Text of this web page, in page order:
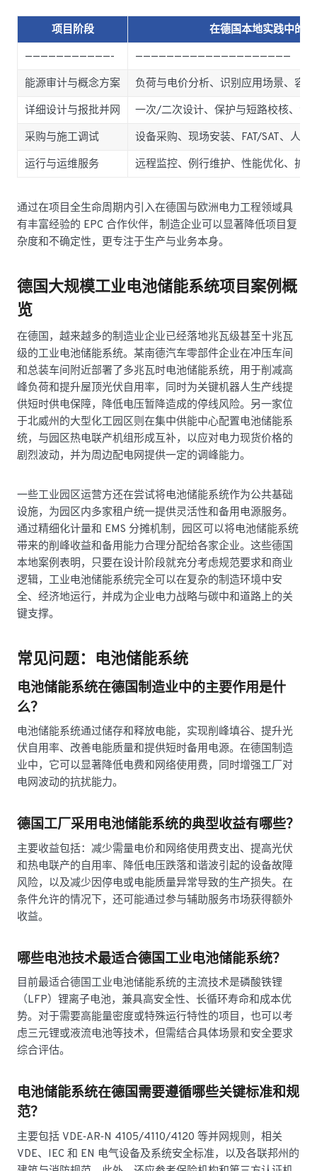
项目阶段
在德国本地实践中的
———————————-
————————————————————
能源审计与概念方案
负荷与电价分析、识别应用场景、容
详细设计与报批并网
一次/二次设计、保护与短路校核、消
采购与施工调试
设备采购、现场安装、FAT/SAT、人员
运行与运维服务
远程监控、例行维护、性能优化、扩
通过在项目全生命周期内引入在德国与欧洲电力工程领域具
有丰富经验的 EPC 合作伙伴，制造企业可以显著降低项目复
杂度和不确定性，更专注于生产与业务本身。
德国大规模工业电池储能系统项目案例概
览
在德国，越来越多的制造业企业已经落地兆瓦级甚至十兆瓦
级的工业电池储能系统。某南德汽车零部件企业在冲压车间
和总装车间附近部署了多兆瓦时电池储能系统，用于削减高
峰负荷和提升屋顶光伏自用率，同时为关键机器人生产线提
供短时供电保障，降低电压暂降造成的停线风险。另一家位
于北威州的大型化工园区则在集中供能中心配置电池储能系
统，与园区热电联产机组形成互补，以应对电力现货价格的
剧烈波动，并为周边配电网提供一定的调峰能力。
一些工业园区运营方还在尝试将电池储能系统作为公共基础
设施，为园区内多家租户统一提供灵活性和备用电源服务。
通过精细化计量和 EMS 分摊机制，园区可以将电池储能系统
带来的削峰收益和备用能力合理分配给各家企业。这些德国
本地案例表明，只要在设计阶段就充分考虑规范要求和商业
逻辑，工业电池储能系统完全可以在复杂的制造环境中安
全、经济地运行，并成为企业电力战略与碳中和道路上的关
键支撑。
常见问题：电池储能系统
电池储能系统在德国制造业中的主要作用是什
么？
电池储能系统通过储存和释放电能，实现削峰填谷、提升光
伏自用率、改善电能质量和提供短时备用电源。在德国制造
业中，它可以显著降低电费和网络使用费，同时增强工厂对
电网波动的抗扰能力。
德国工厂采用电池储能系统的典型收益有哪些？
主要收益包括：减少需量电价和网络使用费支出、提高光伏
和热电联产的自用率、降低电压跌落和谐波引起的设备故障
风险，以及减少因停电或电能质量异常导致的生产损失。在
条件允许的情况下，还可能通过参与辅助服务市场获得额外
收益。
哪些电池技术最适合德国工业电池储能系统？
目前最适合德国工业电池储能系统的主流技术是磷酸铁锂
（LFP）锂离子电池，兼具高安全性、长循环寿命和成本优
势。对于需要高能量密度或特殊运行特性的项目，也可以考
虑三元锂或液流电池等技术，但需结合具体场景和安全要求
综合评估。
电池储能系统在德国需要遵循哪些关键标准和规
范？
主要包括 VDE‑AR‑N 4105/4110/4120 等并网规则，相关
VDE、IEC 和 EN 电气设备及系统安全标准，以及各联邦州的